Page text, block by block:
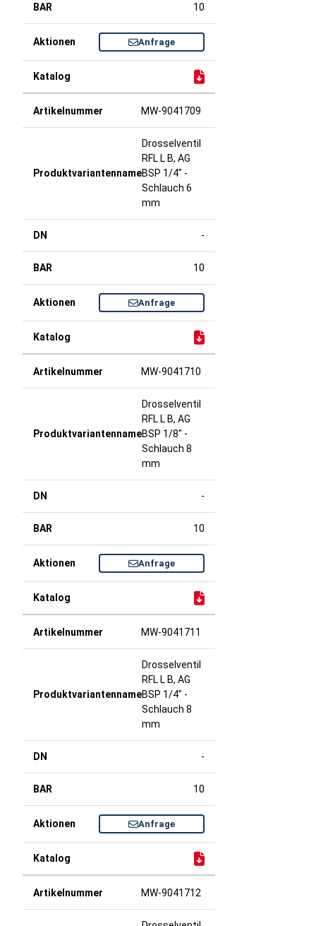
10
Anfrage
MW-9041709
Drosselventil
RFL L B, AG
BSP 1/4" -
Schlauch 6
mm
-
10
Anfrage
MW-9041710
Drosselventil
RFL L B, AG
BSP 1/8" -
Schlauch 8
mm
-
10
Anfrage
MW-9041711
Drosselventil
RFL L B, AG
BSP 1/4" -
Schlauch 8
mm
-
10
Anfrage
MW-9041712